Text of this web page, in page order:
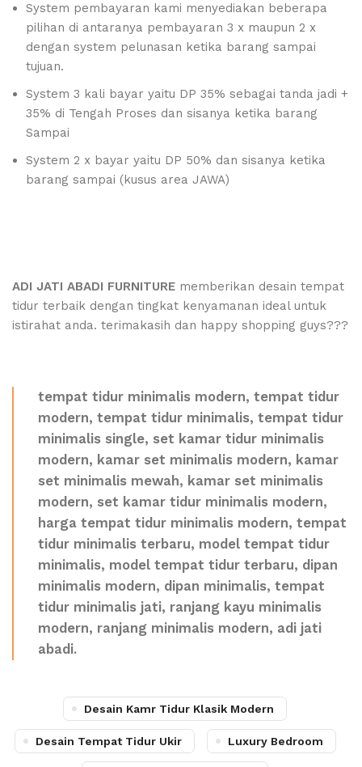
System pembayaran kami menyediakan beberapa
pilihan di antaranya pembayaran 3 x maupun 2 x
dengan system pelunasan ketika barang sampai
tujuan.
System 3 kali bayar yaitu DP 35% sebagai tanda jadi +
35% di Tengah Proses dan sisanya ketika barang
Sampai
System 2 x bayar yaitu DP 50% dan sisanya ketika
barang sampai (kusus area JAWA)
ADI JATI ABADI FURNITURE memberikan desain tempat
tidur terbaik dengan tingkat kenyamanan ideal untuk
istirahat anda. terimakasih dan happy shopping guys???
tempat tidur minimalis modern, tempat tidur
modern, tempat tidur minimalis, tempat tidur
minimalis single, set kamar tidur minimalis
modern, kamar set minimalis modern, kamar
set minimalis mewah, kamar set minimalis
modern, set kamar tidur minimalis modern,
harga tempat tidur minimalis modern, tempat
tidur minimalis terbaru, model tempat tidur
minimalis, model tempat tidur terbaru, dipan
minimalis modern, dipan minimalis, tempat
tidur minimalis jati, ranjang kayu minimalis
modern, ranjang minimalis modern, adi jati
abadi.
Desain Kamr Tidur Klasik Modern
Desain Tempat Tidur Ukir Luxury Bedroom